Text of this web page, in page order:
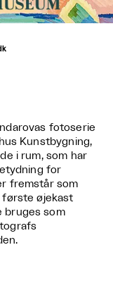
fotoserie
Kunstbygning,
i rum, som har
for
fremstår som
øjekast
bruges som